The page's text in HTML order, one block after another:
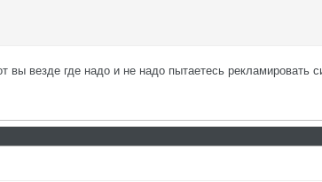
везде где надо и не надо пытаетесь рекламировать